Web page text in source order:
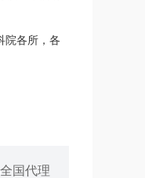
院各所，各
国代理